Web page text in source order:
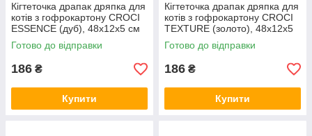
Кігтеточка драпак дряпка для
котів з гофрокартону CROCI
ESSENCE (дуб), 48х12х5 см
C6021577
Готово до відправки
186 ₴
Купити
Кігтеточка драпак дряпка для
котів з гофрокартону CROCI
TEXTURE (золото), 48х12х5
см C6021582
Готово до відправки
186 ₴
Купити